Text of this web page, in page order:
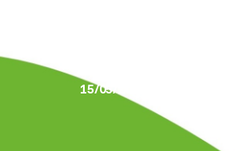
15/05/2026